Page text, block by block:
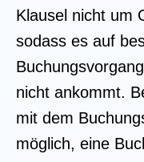
Klausel nicht um
sodass es auf
nicht ankommt.
mit dem
möglich, eine